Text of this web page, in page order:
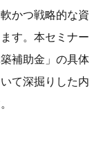
かつ戦略的な資
す。本セミナー
補助金」の具体
て深掘りした内